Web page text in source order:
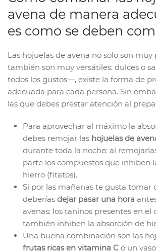
avena de manera
es como se deben
Las hojuelas de avena no solo son muy
también son muy versátiles: dulces o
todos los gustos—, existe la forma de
adecuada para cada persona. Sin
las que debes prestar atención al
Para aprovechar al máximo la
debes remojar las hojuelas de
durante toda la noche: al
parte los compuestos que inhiben
hierro (fitatos).
Si por las mañanas te gusta tomar
deberías dejar pasar una hora
avenas: los taninos presentes en el
también inhiben la absorción de
Una buena combinación son las
frutas ricas en vitamina C o un